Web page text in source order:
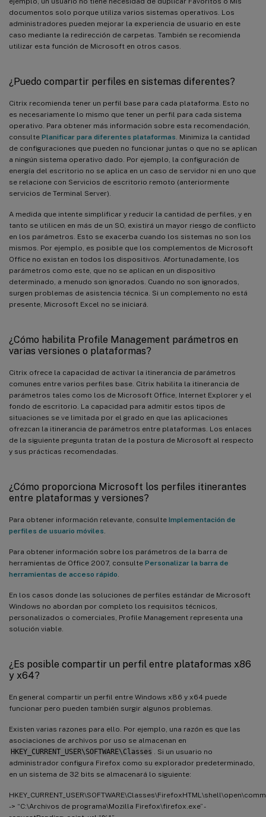
documentos solo porque utiliza varios sistemas operativos. Los
administradores pueden mejorar la experiencia de usuario en este
caso mediante la redirección de carpetas. También se recomienda
utilizar esta función de Microsoft en otros casos.
¿Puedo compartir perfiles en sistemas diferentes?
Citrix recomienda tener un perfil base para cada plataforma. Esto no
es necesariamente lo mismo que tener un perfil para cada sistema
operativo. Para obtener más información sobre esta recomendación,
consulte Planificar para diferentes plataformas . Minimiza la cantidad
de configuraciones que pueden no funcionar juntas o que no se aplican
a ningún sistema operativo dado. Por ejemplo, la configuración de
energía del escritorio no se aplica en un caso de servidor ni en uno que
se relacione con Servicios de escritorio remoto (anteriormente
servicios de Terminal Server).
A medida que intente simplificar y reducir la cantidad de perfiles, y en
tanto se utilicen en más de un SO, existirá un mayor riesgo de conflicto
en los parámetros. Esto se exacerba cuando los sistemas no son los
mismos. Por ejemplo, es posible que los complementos de Microsoft
Office no existan en todos los dispositivos. Afortunadamente, los
parámetros como este, que no se aplican en un dispositivo
determinado, a menudo son ignorados. Cuando no son ignorados,
surgen problemas de asistencia técnica. Si un complemento no está
presente, Microsoft Excel no se iniciará.
¿Cómo habilita Profile Management parámetros en
varias versiones o plataformas?
Citrix ofrece la capacidad de activar la itinerancia de parámetros
comunes entre varios perfiles base. Citrix habilita la itinerancia de
parámetros tales como los de Microsoft Office, Internet Explorer y el
fondo de escritorio. La capacidad para admitir estos tipos de
situaciones se ve limitada por el grado en que las aplicaciones
ofrezcan la itinerancia de parámetros entre plataformas. Los enlaces
de la siguiente pregunta tratan de la postura de Microsoft al respecto
y sus prácticas recomendadas.
¿Cómo proporciona Microsoft los perfiles itinerantes
entre plataformas y versiones?
Para obtener información relevante, consulte Implementación de
perfiles de usuario móviles
Para obtener información sobre los parámetros de la barra de
herramientas de Office 2007, consulte Personalizar la barra de
herramientas de acceso rápido
En los casos donde las soluciones de perfiles estándar de Microsoft
Windows no abordan por completo los requisitos técnicos,
personalizados o comerciales, Profile Management representa una
solución viable.
¿Es posible compartir un perfil entre plataformas x86
y x64?
En general compartir un perfil entre Windows x86 y x64 puede
funcionar pero pueden también surgir algunos problemas.
Existen varias razones para ello. Por ejemplo, una razón es que las
asociaciones de archivos por uso se almacenan en
HKEY_CURRENT_USER\SOFTWARE\Classes
. Si un usuario no
administrador configura Firefox como su explorador predeterminado,
en un sistema de 32 bits se almacenará lo siguiente:
-> “C:\Archivos de programa\Mozilla Firefox\firefox.exe” -